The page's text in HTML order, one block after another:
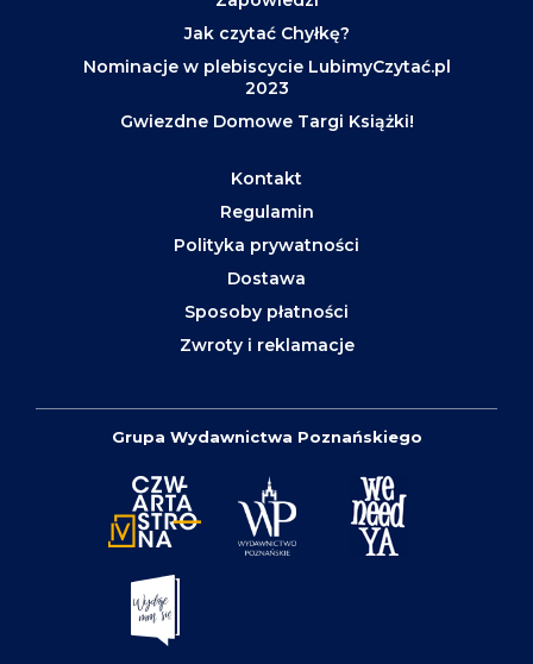
Jak czytać Chyłkę?
Nominacje w plebiscycie LubimyCzytać.pl
2023
Gwiezdne Domowe Targi Książki!
Kontakt
Regulamin
Polityka prywatności
Dostawa
Sposoby płatności
Zwroty i reklamacje
Grupa Wydawnictwa Poznańskiego